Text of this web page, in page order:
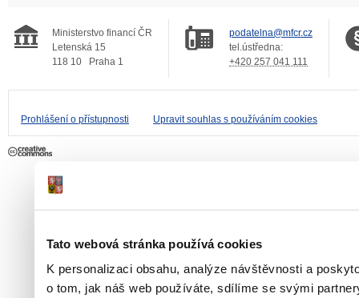
Tato webová stránka používá cookies
K personalizaci obsahu, analýze návštěvnosti a
o tom, jak náš web používáte, sdílíme se svými
Ministerstvo financí ČR
Letenská 15
118 10
Praha 1
podatelna@mfcr.cz
tel.ústředna:
+420 257 041 111
Prohlášení o přístupnosti Upravit souhlas s používáním cookies